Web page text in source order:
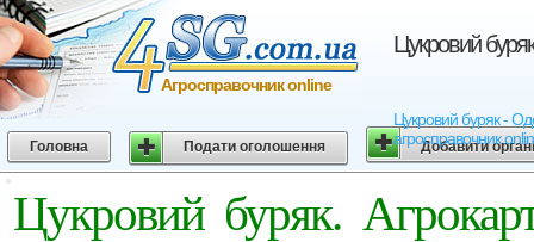
Цукровий
Цукровий буряк -
агросправочник
Агросправочник online
Головна Подати оголошення Добавити
Цукровий буряк.